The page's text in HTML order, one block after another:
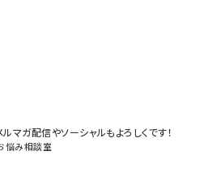
マガ配信やソーシャルもよろしくです！
悩み相談室